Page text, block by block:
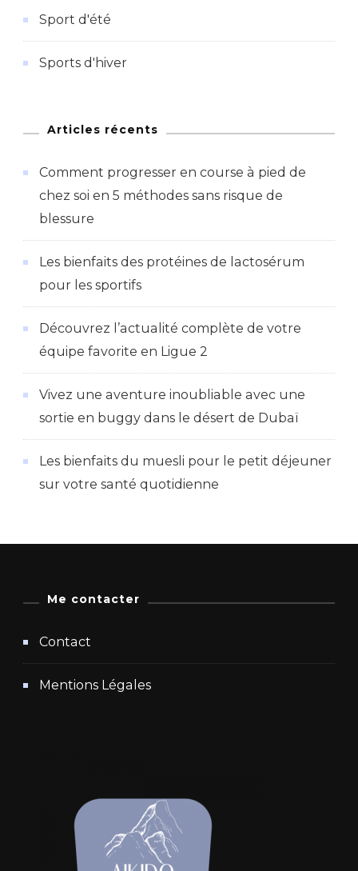
Sport d'été
Sports d'hiver
Articles récents
Comment progresser en course à pied de
chez soi en 5 méthodes sans risque de
blessure
Les bienfaits des protéines de lactosérum
pour les sportifs
Découvrez l’actualité complète de votre
équipe favorite en Ligue 2
Vivez une aventure inoubliable avec une
sortie en buggy dans le désert de Dubaï
Les bienfaits du muesli pour le petit déjeuner
sur votre santé quotidienne
Me contacter
Contact
Mentions Légales